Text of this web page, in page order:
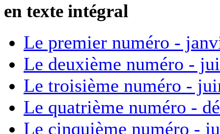
en texte intégral
Le premier numéro -
Le deuxième numéro -
Le troisième numéro -
Le quatrième numéro -
Le cinquième numéro -